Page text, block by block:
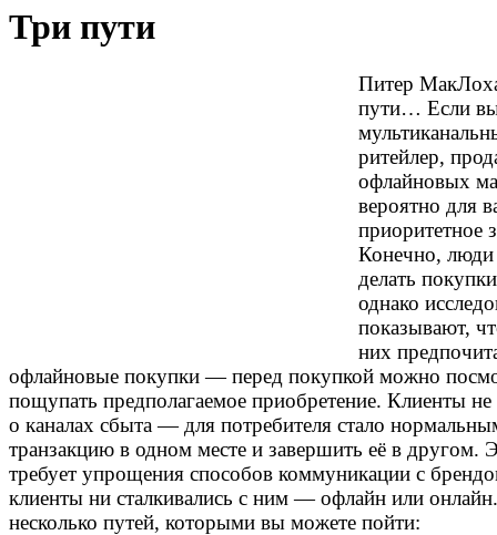
Три пути
Питер
пути… Если
ритейлер,
офлайновых
вероятно для
приоритетное
Конечно,
делать
однако
показывают,
них
офлайновые покупки — перед покупкой можно
пощупать предполагаемое приобретение. Клиенты не
о каналах сбыта — для потребителя стало
транзакцию в одном месте и завершить её в другом.
требует упрощения способов коммуникации с
клиенты ни сталкивались с ним — офлайн или онлайн.
несколько путей, которыми вы можете пойти: